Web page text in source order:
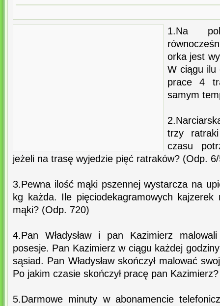
1.Na
orka jest
W ciągu ilu
prace 4
samym
trzy
czasu
jeżeli na trasę wyjedzie pięć ratraków? (Odp.
3.Pewna ilość mąki pszennej wystarcza na
kg każda. Ile pięciodekagramowych
mąki? (Odp. 720)
4.Pan Władysław i pan Kazimierz
posesje. Pan Kazimierz w ciągu każdej
sąsiad. Pan Władysław skończył malować
Po jakim czasie skończył pracę pan
5.Darmowe minuty w abonamencie